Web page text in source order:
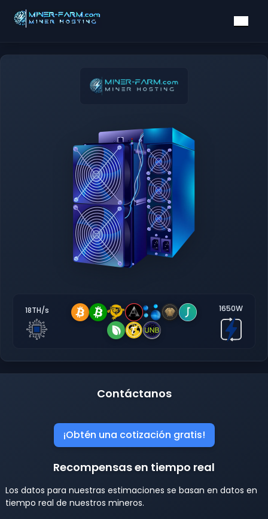
18TH/s 1650W
Contáctanos
¡Obtén una cotización gratis!
Recompensas en tiempo real
Los datos para nuestras estimaciones se basan en datos en
tiempo real de nuestros mineros.